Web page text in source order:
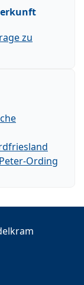
zu
Ording